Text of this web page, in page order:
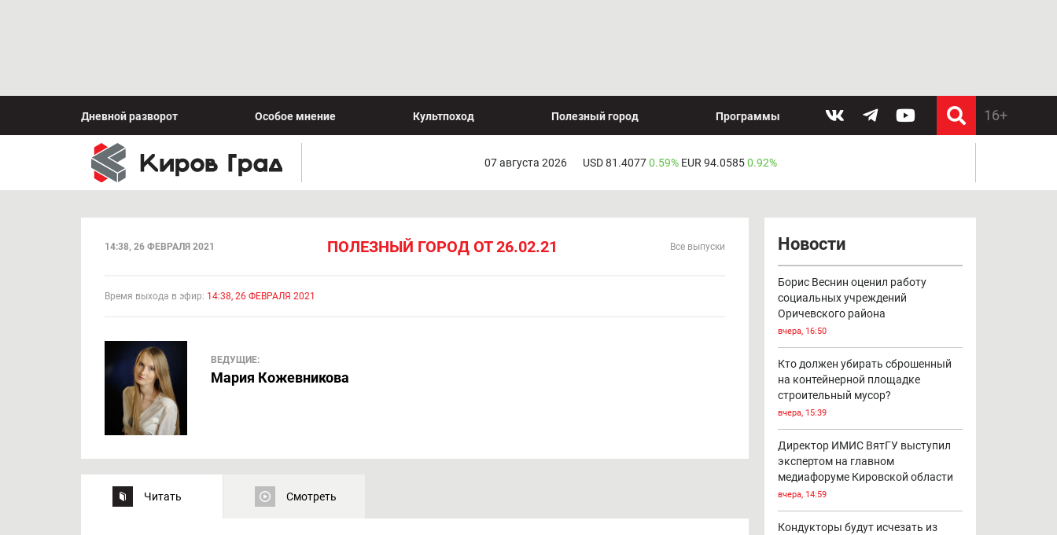
Дневной разворот Особое мнение Культпоход Полезный город Программы
07 августа 2026 USD 81.40770.59% EUR 94.05850.92%
14:38, 26 ФЕВРАЛЯ 2021 ПОЛЕЗНЫЙ ГОРОД ОТ 26.02.21 Все выпуски
Время выхода в эфир: 14:38, 26 ФЕВРАЛЯ 2021
ВЕДУЩИЕ:
Мария Кожевникова
Читать Смотреть
Новости
Борис Веснин оценил работу
социальных учреждений
Оричевского района
вчера, 16:50
Кто должен убирать сброшенный
на контейнерной площадке
строительный мусор?
вчера, 15:39
Директор ИМИС ВятГУ выступил
экспертом на главном
медиафоруме Кировской области
вчера, 14:59
Кондукторы будут исчезать из